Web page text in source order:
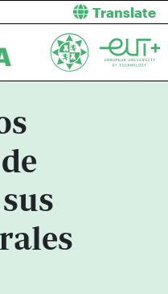
Translate